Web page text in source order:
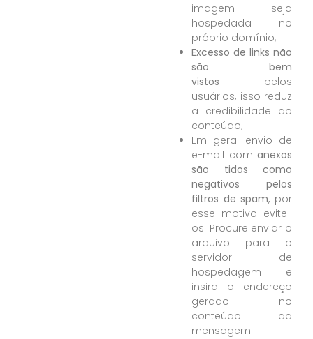
imagem seja
hospedada no
próprio domínio;
Excesso de links não
são bem
vistos pelos
usuários, isso reduz
a credibilidade do
conteúdo;
Em geral envio de
e-mail com anexos
são tidos como
negativos pelos
filtros de spam, por
esse motivo evite-
os. Procure enviar o
arquivo para o
servidor de
hospedagem e
insira o endereço
gerado no
conteúdo da
mensagem.